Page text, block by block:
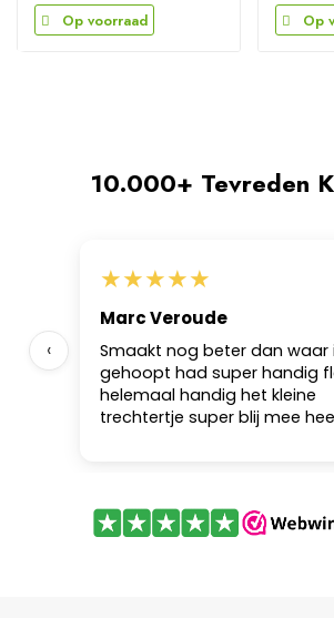
Op voorraad Op
10.000+ Tevreden
‹
★★★★★
Marc Veroude
Smaakt nog beter dan waar
gehoopt had super handig
helemaal handig het kleine
trechtertje super blij mee